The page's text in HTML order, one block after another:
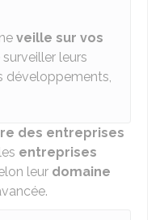
veille sur vos
leurs
développements,
des entreprises
entreprises
leur domaine